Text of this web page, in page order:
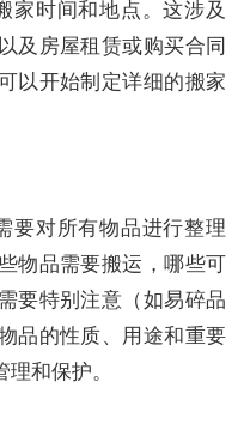
家时间和地点。这涉及
及房屋租赁或购买合同
以开始制定详细的搬家
要对所有物品进行整理
物品需要搬运，哪些可
要特别注意（如易碎品
品的性质、用途和重要
和保护。